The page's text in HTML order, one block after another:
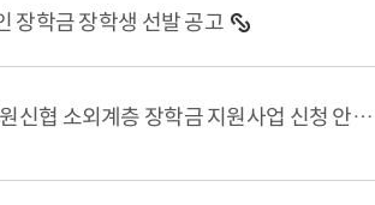
장학금 장학생 선발 공고
2026년 하반기 동아대학교병원신협 소외계층 장학금 지원사업 신청 안내(대학 추천자 발표 포함)